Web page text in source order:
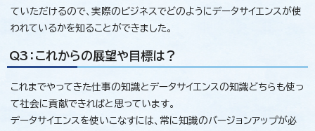
ていただけるので、実際のビジネスでどのようにデータサイエンスが使
われているかを知ることができました。
Q3：これからの展望や目標は？
これまでやってきた仕事の知識とデータサイエンスの知識どちらも使っ
て社会に貢献できればと思っています。
データサイエンスを使いこなすには、常に知識のバージョンアップが必